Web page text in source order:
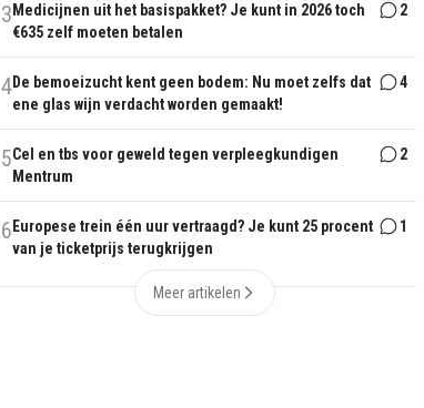
3 Medicijnen uit het basispakket? Je kunt in 2026 toch
€635 zelf moeten betalen
2
4De bemoeizucht kent geen bodem: Nu moet zelfs dat
ene glas wijn verdacht worden gemaakt!
4
5Cel en tbs voor geweld tegen verpleegkundigen
Mentrum
2
6 Europese trein één uur vertraagd? Je kunt 25 procent
van je ticketprijs terugkrijgen
1
Meer artikelen